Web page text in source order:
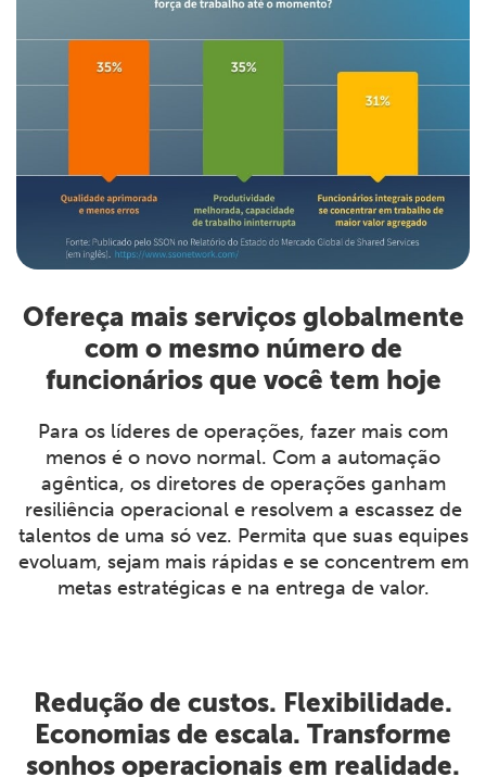
Ofereça mais serviços globalmente
com o mesmo número de
funcionários que você tem hoje
Para os líderes de operações, fazer mais com
menos é o novo normal. Com a automação
agêntica, os diretores de operações ganham
resiliência operacional e resolvem a escassez de
talentos de uma só vez. Permita que suas equipes
evoluam, sejam mais rápidas e se concentrem em
metas estratégicas e na entrega de valor.
Redução de custos. Flexibilidade.
Economias de escala. Transforme
sonhos operacionais em realidade.